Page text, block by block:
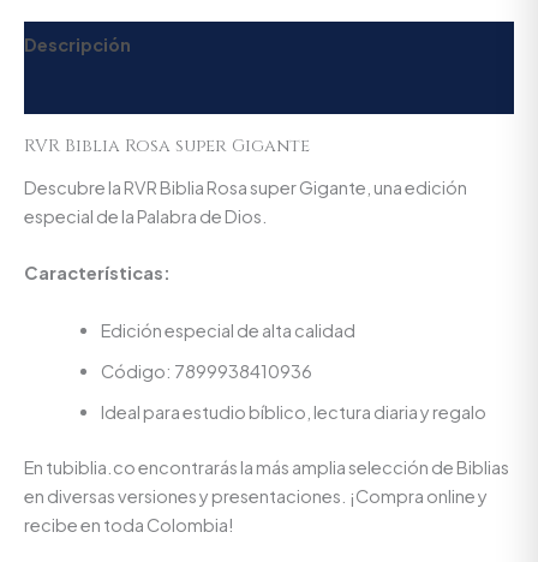
Descripción
RVR Biblia Rosa super Gigante
Descubre la RVR Biblia Rosa super Gigante, una edición
especial de la Palabra de Dios.
Características:
Edición especial de alta calidad
Código: 7899938410936
Ideal para estudio bíblico, lectura diaria y regalo
En tubiblia.co encontrarás la más amplia selección de Biblias
en diversas versiones y presentaciones. ¡Compra online y
recibe en toda Colombia!